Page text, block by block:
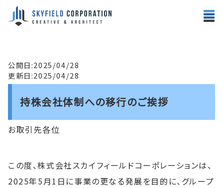
公開日:2025/04/28
更新日:2025/04/28
持株会社体制への移行のご挨拶
お取引先各位
この度、株式会社スカイフィールドコーポレーションは、
2025年5月1日に事業の更なる発展を目的に、グループ